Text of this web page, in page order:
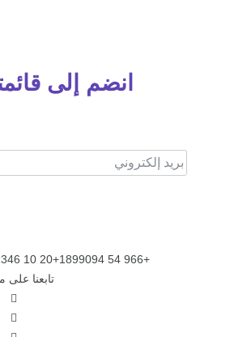
انضم إلى
+966 54 1899094
+20 10 10322346
تابعنا على